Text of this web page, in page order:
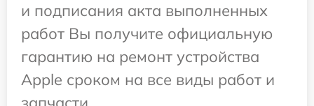
и подписания акта выполненных
работ Вы получите официальную
гарантию на ремонт устройства
Apple сроком на все виды работ и